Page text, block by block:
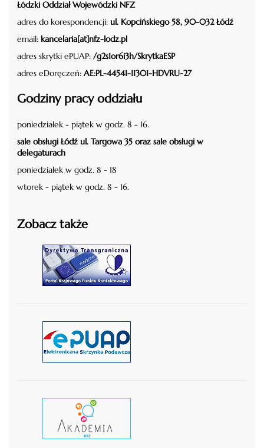
Łódzki Oddział Wojewódzki NFZ
adres do korespondencji: ul. Kopcińskiego 58, 90-032 Łódź
email: kancelaria[at]nfz-lodz.pl
adres skrytki ePUAP: /g2s1or6i3h/SkrytkaESP
adres eDoręczeń: AE:PL-44541-11301-HDVRU-27
Godziny pracy oddziału
poniedziałek - piątek w godz. 8 - 16.
sale obsługi Łódź ul. Targowa 35 oraz sale obsługi w
delegaturach
poniedziałek w godz. 8 - 18
wtorek - piątek w godz. 8 - 16.
Zobacz także
czytaj więcej
czytaj więcej